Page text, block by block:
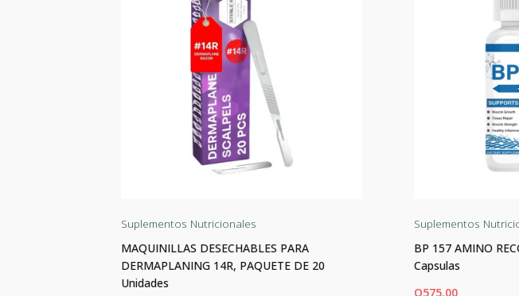
Suplementos Nutricionales
MAQUINILLAS DESECHABLES PARA
DERMAPLANING 14R, PAQUETE DE 20
Unidades
Suplementos
BP 157 AMINO
Capsulas
Q575.00